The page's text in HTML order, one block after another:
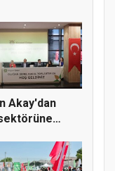
Akay'dan